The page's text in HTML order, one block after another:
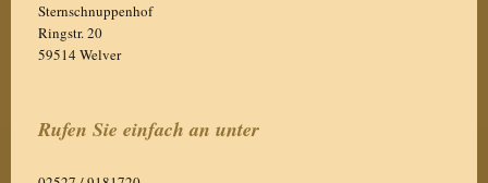
Sternschnuppenhof
Ringstr.20
59514Welver
Rufen Sie einfach an unter